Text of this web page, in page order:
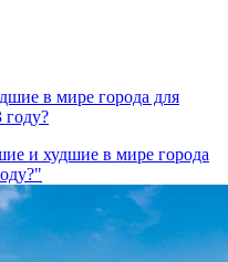
в мире города для
году?
и худшие в мире города